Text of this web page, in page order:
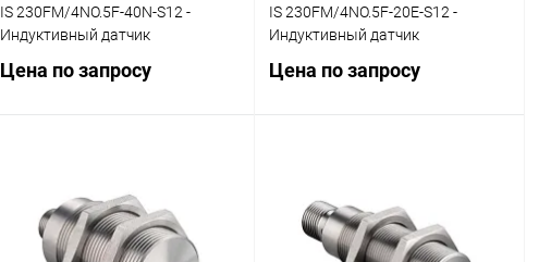
IS 230FM/4NO.5F-40N-S12 -
Индуктивный датчик
Цена по запросу
Купить в 1 клик Сравнение
В избранное
Наличие
IS 230FM/4NO.5F-20E-S12 -
Индуктивный датчик
Цена по запросу
Купить в 1 клик
В избранное
Наличие